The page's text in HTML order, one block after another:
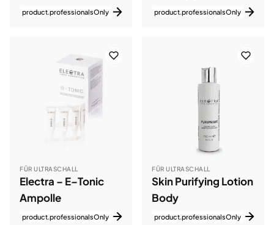
product.professionalsOnly product.professionalsOnly
FÜR ULTRASCHALL
Electra – E–Tonic
Ampolle
product.professionalsOnly
FÜR ULTRASCHALL
Skin Purifying Lotion
Body
product.professionalsOnly